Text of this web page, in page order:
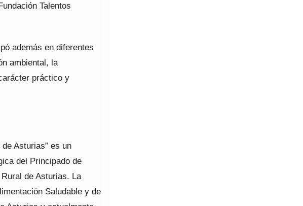
Talentos
además en diferentes
ambiental, la
práctico y
Asturias” es un
del Principado de
de Asturias. La
Saludable y de